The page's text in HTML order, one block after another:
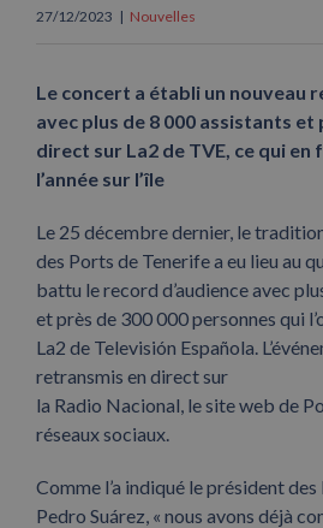
27/12/2023 | Nouvelles
Le concert a établi un nouveau
avec plus de 8 000 assistants et
direct sur La2 de TVE, ce qui en
l’année sur l’île
Le 25 décembre dernier, le
des Ports de Tenerife a eu lieu au
battu le record d’audience avec
et près de 300 000 personnes qui
La2 de Televisión Española.
retransmis en direct sur
la Radio Nacional, le site web de
réseaux sociaux.
Comme l’a indiqué le président
Pedro Suárez, « nous avons déjà